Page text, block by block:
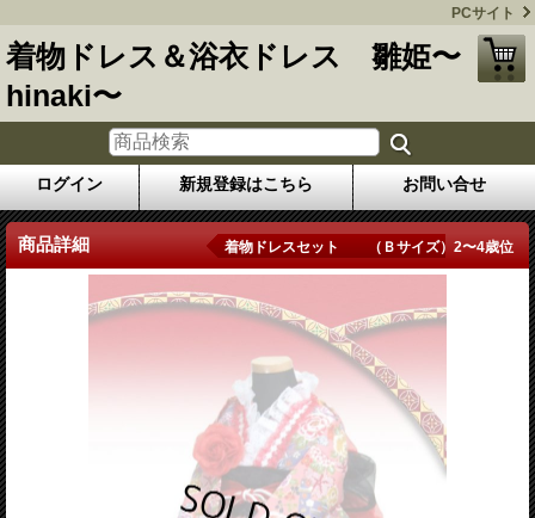
PCサイト
着物ドレス＆浴衣ドレス 雛姫〜
hinaki〜
ログイン 新規登録はこちら お問い合せ
商品詳細 着物ドレスセット （Ｂサイズ）2〜4歳位